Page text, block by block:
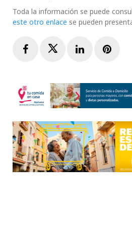
Toda la información se puede
este otro enlace se pueden
FacebookTwitterLinkedIn